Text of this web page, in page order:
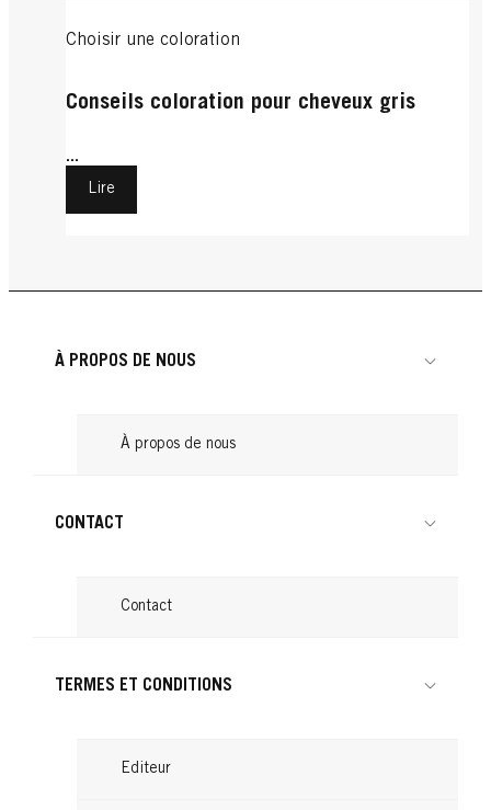
Choisir une coloration
Conseils coloration pour cheveux gris
...
Lire
À PROPOS DE NOUS
À propos de nous
CONTACT
Contact
TERMES ET CONDITIONS
Editeur